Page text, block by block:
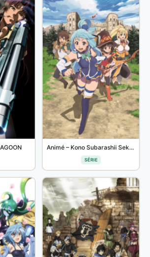
Animé – Kono Subarashii Sekai ni Shukufuku wo! 2
SÉRIE